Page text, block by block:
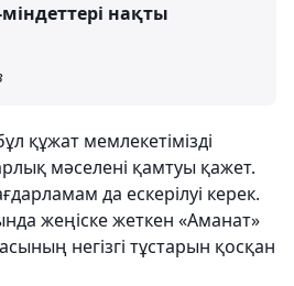
нақты
құжат мемлекетімізді
мәселені қамтуы қажет.
да ескерілуі керек.
жеңіске жеткен «Аманат»
негізгі тұстарын қосқан